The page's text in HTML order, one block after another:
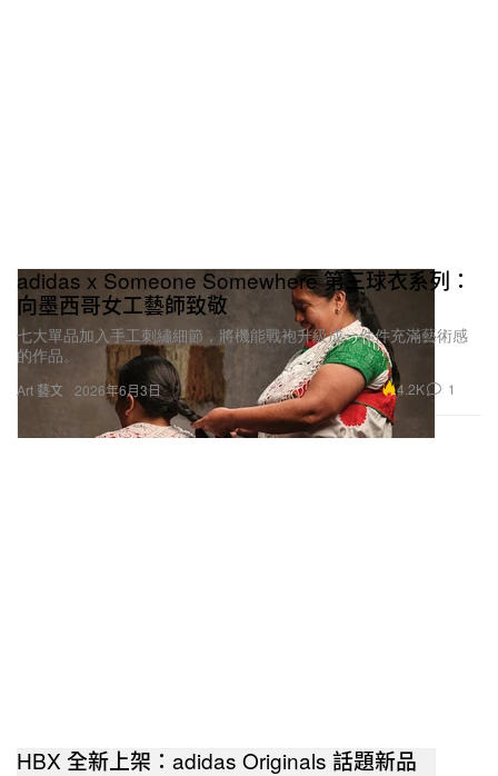
Art 藝文
adidas x Someone Somewhere 第三球衣系列：
向墨西哥女工藝師致敬
七大單品加入手工刺繡細節，將機能戰袍升級成一件件充滿藝術感
的作品。
2026年6月3日 4.2K 1
HBX 全新上架：adidas Originals 話題新品